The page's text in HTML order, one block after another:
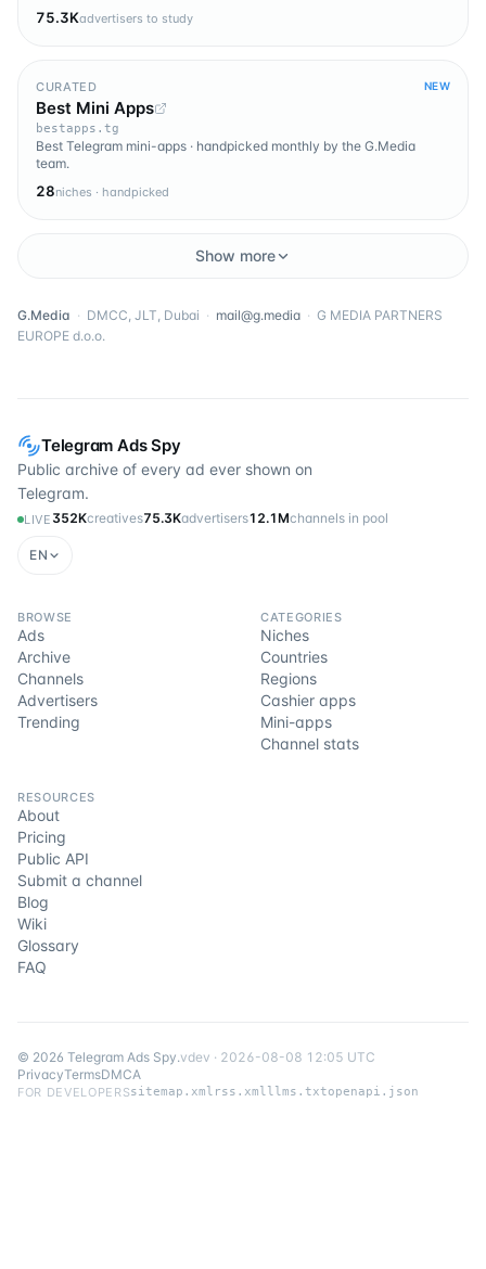
Telegram Ads Spy
Public archive of every ad ever shown on
Telegram.
LIVE 352Kcreatives75.3Kadvertisers12.1Mchannels in pool
EN
BROWSE
Ads
Archive
Channels
Advertisers
Trending
CATEGORIES
Niches
Countries
Regions
Cashier apps
Mini-apps
Channel stats
RESOURCES
About
Pricing
Public API
Submit a channel
Blog
Wiki
Glossary
FAQ
75.3Kadvertisers to study
CURATED NEW
Best Mini Apps
bestapps.tg
Best Telegram mini-apps · handpicked monthly by the G.Media
team.
28niches · handpicked
Show more
G.Media · DMCC, JLT, Dubai · mail@g.media · G MEDIA PARTNERS
EUROPE d.o.o.
© 2026 Telegram Ads Spy.vdev · 2026-08-08 12:05 UTC
PrivacyTermsDMCA
FOR DEVELOPERSsitemap.xml rss.xml llms.txtopenapi.json